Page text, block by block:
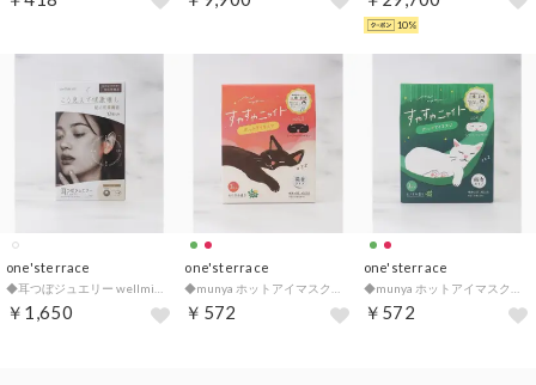
10%
one'sterrace
￥1,650
one'sterrace
￥572
one'sterrace
￥572